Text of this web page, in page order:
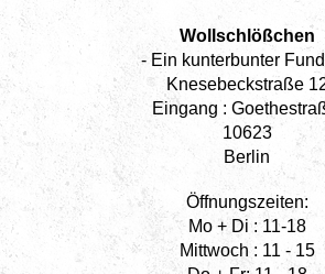
Wollschlößchen
- Ein kunterbunter
Knesebeckstraße
Eingang :
10623
Berlin
Öffnungszeiten:
Mo + Di : 11-18
Mittwoch : 11 - 15